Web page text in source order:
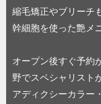
縮毛矯正やブリーチ
幹細胞を使った艶メ
オープン後すぐ予約
野でスペシャリスト
アディクシーカラー